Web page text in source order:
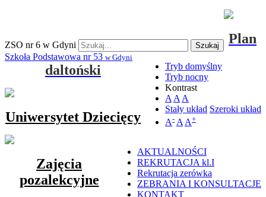
ZSO nr 6 w Gdyni Szukaj
Tryb domyślny
Tryb nocny
Kontrast
A A A
Stały układ Szeroki układ
A- A A+
Szkoła Podstawowa nr 53 w Gdyni
AKTUALNOŚCI
REKRUTACJA kl.I
Rekrutacja zerówka
ZEBRANIA I KONSULTACJE
KONTAKT
Plan
daltoński
Uniwersytet Dziecięcy
Zajęcia
pozalekcyjne